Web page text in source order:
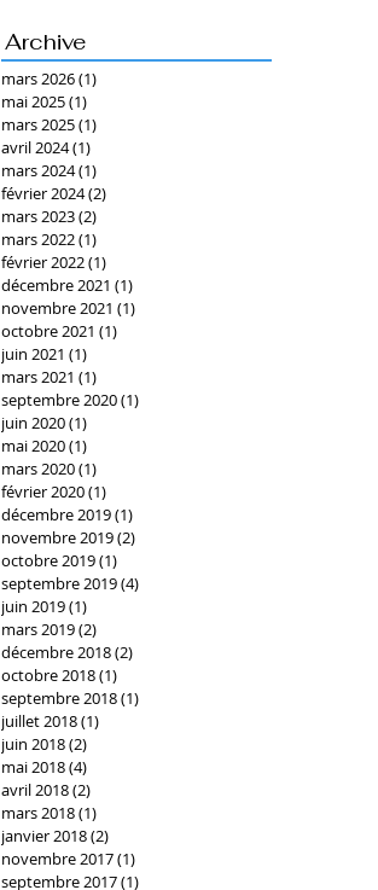
Archive
mars 2026(1)
mai 2025(1)
mars 2025(1)
avril 2024(1)
mars 2024(1)
février 2024(2)
mars 2023(2)
mars 2022(1)
février 2022(1)
décembre 2021 (1)
novembre 2021 (1)
octobre 2021 (1)
juin 2021 (1)
mars 2021 (1)
septembre 2020(1)
juin 2020(1)
mai 2020(1)
mars 2020(1)
février 2020(1)
décembre 2019(1)
novembre 2019(2)
octobre 2019(1)
septembre 2019(4)
juin 2019(1)
mars 2019(2)
décembre 2018(2)
octobre 2018(1)
septembre 2018(1)
juillet 2018(1)
juin 2018(2)
mai 2018(4)
avril 2018(2)
mars 2018(1)
janvier 2018(2)
novembre 2017(1)
septembre 2017(1)